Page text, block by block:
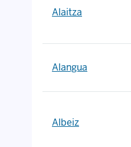
Alaitza
Alangua
Albeiz